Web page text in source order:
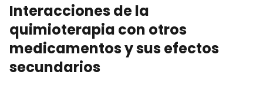
Interacciones de la
quimioterapia con otros
medicamentos y sus efectos
secundarios